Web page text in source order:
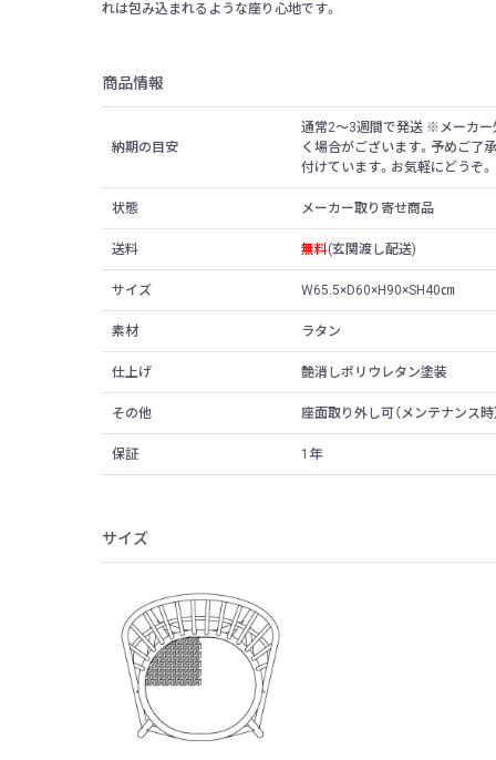
れは包み込まれるような座り心地です。
商品情報
納期の目安
通常2〜3週間で発送 ※メーカー
く場合がございます。予めご了
付けています。お気軽にどうぞ。
状態 メーカー取り寄せ商品
送料 無料(玄関渡し配送)
サイズ W65.5×D60×H90×SH40㎝
素材 ラタン
仕上げ 艶消しポリウレタン塗装
その他 座面取り外し可（メンテナンス時
保証 1年
サイズ